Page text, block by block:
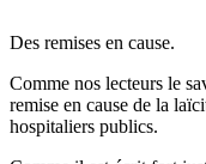
Des remises en cause.
Comme nos lecteurs le
remise en cause de la
hospitaliers publics.